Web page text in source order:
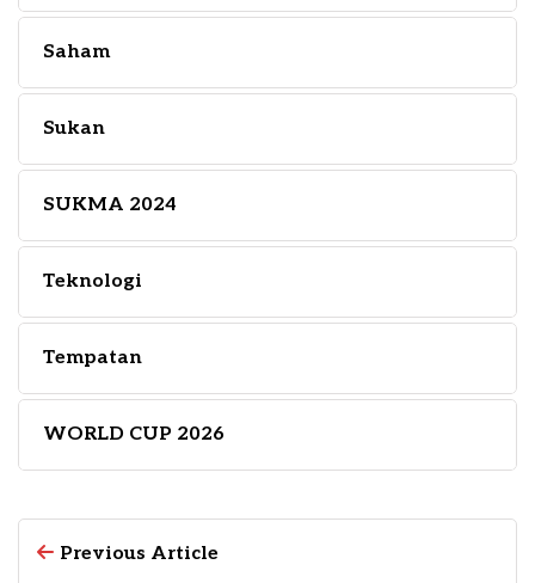
Saham
Sukan
SUKMA 2024
Teknologi
Tempatan
WORLD CUP 2026
Previous Article